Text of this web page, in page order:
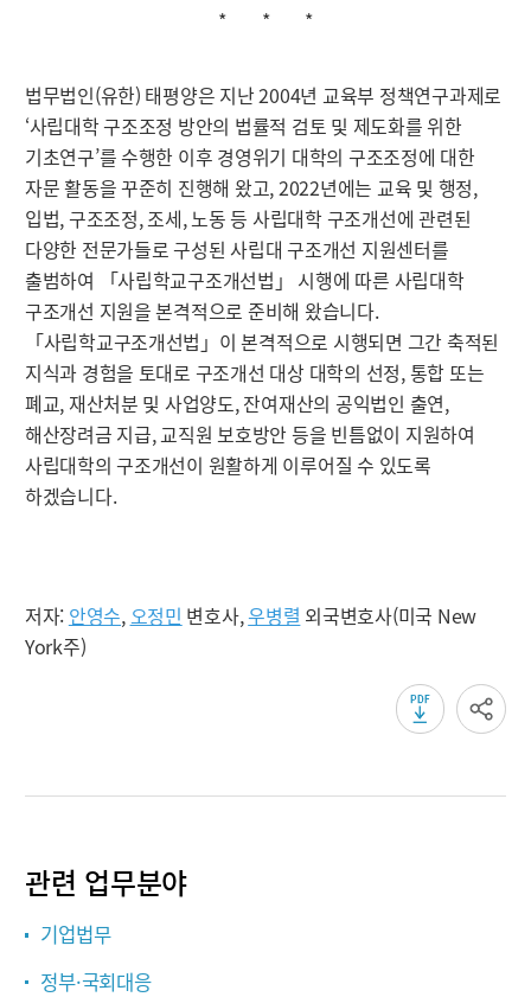
* * *
법무법인(유한) 태평양은 지난 2004년 교육부 정책연구과제로
‘사립대학 구조조정 방안의 법률적 검토 및 제도화를 위한
기초연구’를 수행한 이후 경영위기 대학의 구조조정에 대한
자문 활동을 꾸준히 진행해 왔고, 2022년에는 교육 및 행정,
입법, 구조조정, 조세, 노동 등 사립대학 구조개선에 관련된
다양한 전문가들로 구성된 사립대 구조개선 지원센터를
출범하여 「사립학교구조개선법」 시행에 따른 사립대학
구조개선 지원을 본격적으로 준비해 왔습니다.
「사립학교구조개선법」이 본격적으로 시행되면 그간 축적된
지식과 경험을 토대로 구조개선 대상 대학의 선정, 통합 또는
폐교, 재산처분 및 사업양도, 잔여재산의 공익법인 출연,
해산장려금 지급, 교직원 보호방안 등을 빈틈없이 지원하여
사립대학의 구조개선이 원활하게 이루어질 수 있도록
하겠습니다.
저자: 안영수,오정민 변호사,우병렬 외국변호사(미국 New
York주)
관련 업무분야
기업법무
정부·국회대응